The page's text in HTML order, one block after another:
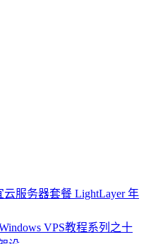
云服务器套餐 LightLayer 年
VPS教程系列之十